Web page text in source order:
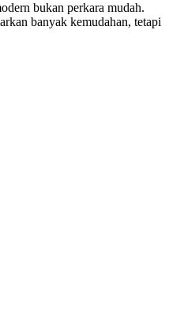
bukan perkara mudah.
banyak kemudahan, tetapi